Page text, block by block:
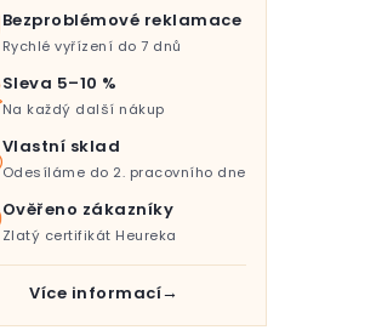
Bezproblémové reklamace
Rychlé vyřízení do 7 dnů
Sleva 5–10 %
Na každý další nákup
Vlastní sklad
Odesíláme do 2. pracovního dne
Ověřeno zákazníky
Zlatý certifikát Heureka
Více informací